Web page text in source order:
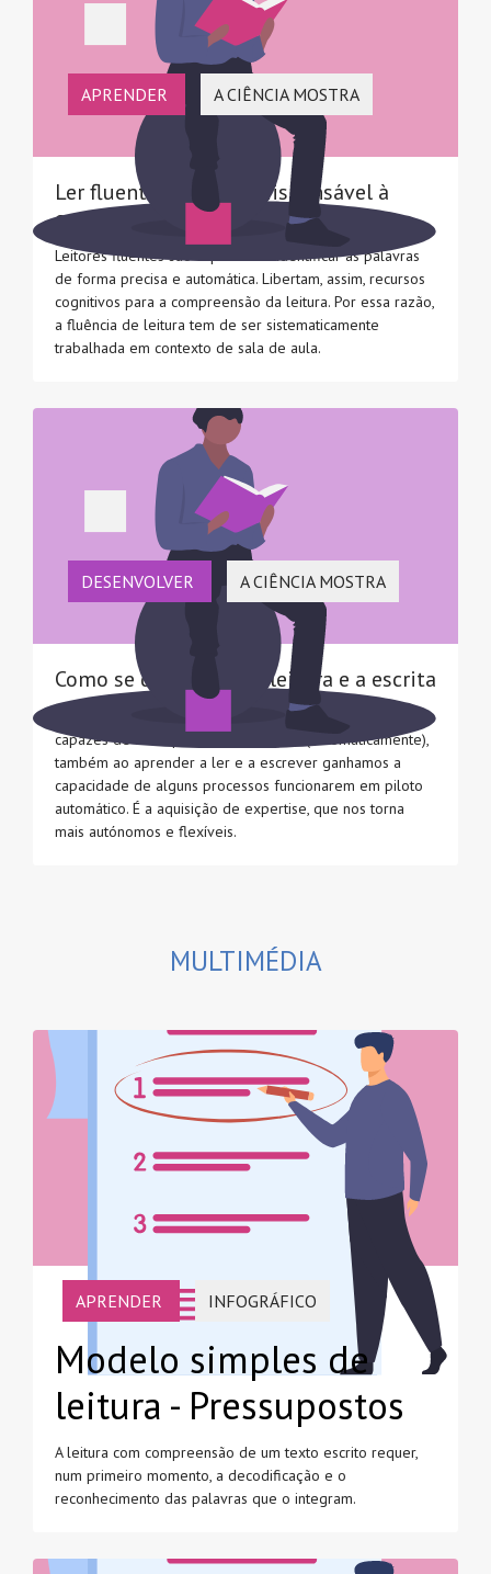
APRENDER A CIÊNCIA MOSTRA
Ler fluentemente é indispensável à
compreensão da leitura
Leitores fluentes são capazes de identificar as palavras
de forma precisa e automática. Libertam, assim, recursos
cognitivos para a compreensão da leitura. Por essa razão,
a fluência de leitura tem de ser sistematicamente
trabalhada em contexto de sala de aula.
DESENVOLVER A CIÊNCIA MOSTRA
Como se desenvolve a leitura e a escrita
Tal como ao aprender a andar de bicicleta nos tornamos
capazes de ter equilíbrio sem pensar (automaticamente),
também ao aprender a ler e a escrever ganhamos a
capacidade de alguns processos funcionarem em piloto
automático. É a aquisição de expertise, que nos torna
mais autónomos e flexíveis.
MULTIMÉDIA
APRENDER INFOGRÁFICO
Modelo simples de
leitura - Pressupostos
A leitura com compreensão de um texto escrito requer,
num primeiro momento, a decodificação e o
reconhecimento das palavras que o integram.